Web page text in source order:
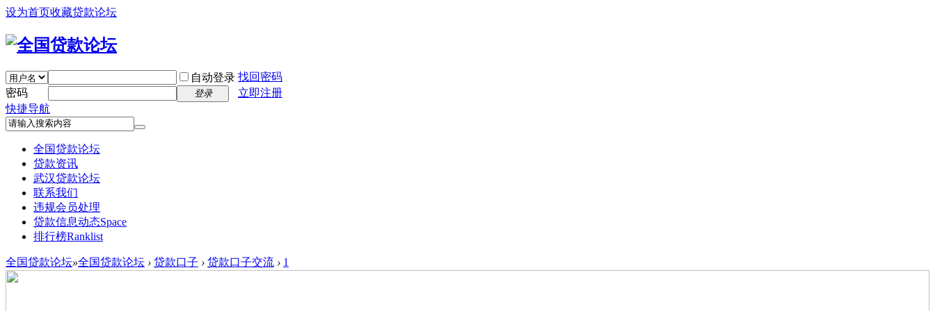
设为首页收藏贷款论坛
自动登录 找回密码
密码
登录
立即注册
快捷导航
全国贷款论坛
贷款资讯
武汉贷款论坛
联系我们
违规会员处理
贷款信息动态Space
排行榜Ranklist
全国贷款论坛»全国贷款论坛 › 贷款口子 › 贷款口子交流 › 1